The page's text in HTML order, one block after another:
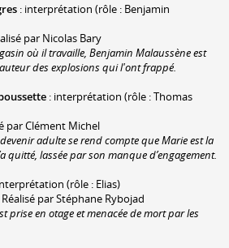
: interprétation (rôle : Benjamin
par Nicolas Bary
où il travaille, Benjamin Malaussène est
des explosions qui l'ont frappé.
: interprétation (rôle : Thomas
par Clément Michel
adulte se rend compte que Marie est la
quitté, lassée par son manque d’engagement.
(rôle : Elias)
par Stéphane Rybojad
prise en otage et menacée de mort par les